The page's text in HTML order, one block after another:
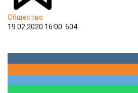
Общество
19.02.2020 16:00 604